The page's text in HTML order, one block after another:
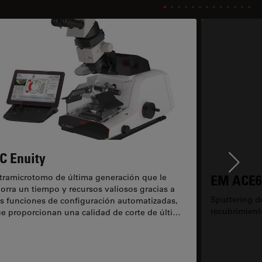
Enuity
de última generación que le
un tiempo y recursos valiosos gracias a
funciones de configuración automatizadas,
proporcionan una calidad de corte de última